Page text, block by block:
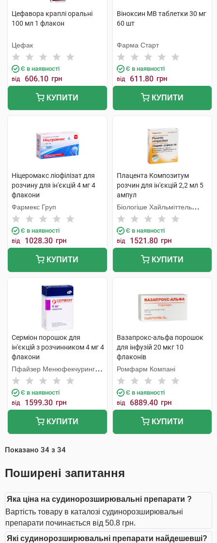
Цефавора краплі оральні
100 мл 1 флакон
Цефак
Є в наявності
від 606.10 грн
КУПИТИ
Віноксин МВ таблетки 30 мг
60 шт
Фарма Старт
Є в наявності
від 611.80 грн
КУПИТИ
Ніцеромакс ліофілізат для
розчину для ін'єкцій 4 мг 4
флакони
Фармекс Груп
Є в наявності
від 1028.30 грн
КУПИТИ
Плацента Композитум
розчин для ін'єкцій 2,2 мл 5
ампул
Біологіше Хайльміттель
Хеель
Є в наявності
від 1521.80 грн
КУПИТИ
Серміон порошок для
ін'єкцій з розчинником 4 мг 4
флакони
Пфайзер Менюфекчуринг
Бельгія
Є в наявності
від 1599.30 грн
КУПИТИ
Вазапрокс-альфа порошок
для інфузій 20 мкг 10
флаконів
Ромфарм Компані
Є в наявності
від 6889.40 грн
КУПИТИ
Показано 34 з 34
Поширені запитання
Яка ціна на судинорозширювальні препарати ?
Вартість товару в каталозі судинорозширювальні
препарати починається від 50.8 грн.
Які судинорозширювальні препарати найдешевші?